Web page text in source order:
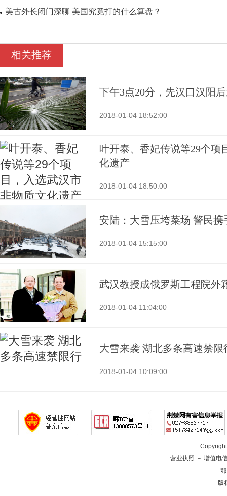
美古外长闭门深聊 美国究竟打的什么算盘？
相关推荐
下午3点20分，先汉口汉阳
2018-01-04 18:52:00
叶开泰、香妃传说等29个项
化遗产
2018-01-04 18:50:00
安陆：大雪压垮菜场 警民携
2018-01-04 15:15:00
武汉教授成俄罗斯工程院外
2018-01-04 11:04:00
大雪来袭 湖北多条高速禁限
2018-01-04 10:09:00
营业执照 － 增值电
版